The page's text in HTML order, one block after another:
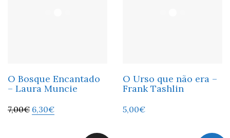
O Bosque Encantado
– Laura Muncie
7,00€ 6,30€
O Urso que não era –
Frank Tashlin
5,00€